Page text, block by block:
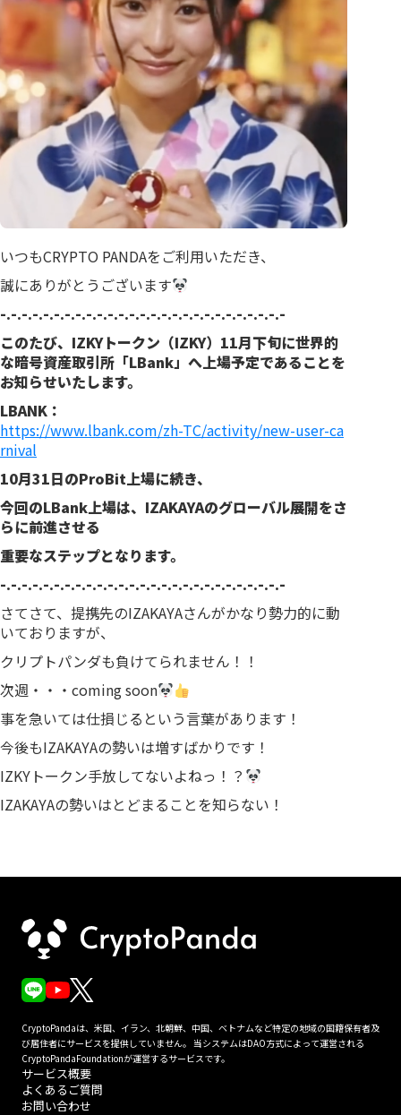
いつもCRYPTO PANDAをご利用いただき、
誠にありがとうございます
-.-.-.-.-.-.-.-.-.-.-.-.-.-.-.-.-.-.-.-.-.-.-.-.-.-.-
このたび、IZKYトークン（IZKY）11月下旬に世界的
な暗号資産取引所「LBank」へ上場予定であることを
お知らせいたします。
LBANK：
https://www.lbank.com/zh-TC/activity/new-user-ca
rnival
10月31日のProBit上場に続き、
今回のLBank上場は、IZAKAYAのグローバル展開をさ
らに前進させる
重要なステップとなります。
-.-.-.-.-.-.-.-.-.-.-.-.-.-.-.-.-.-.-.-.-.-.-.-.-.-.-
さてさて、提携先のIZAKAYAさんがかなり勢力的に動
いておりますが、
クリプトパンダも負けてられません！！
次週・・・coming soon
事を急いては仕損じるという言葉があります！
今後もIZAKAYAの勢いは増すばかりです！
IZKYトークン手放してないよねっ！？
IZAKAYAの勢いはとどまることを知らない！
CryptoPandaは、米国、イラン、北朝鮮、中国、ベトナムなど特定の地域の国籍保有者及
び居住者にサービスを提供していません。 当システムはDAO方式によって運営される
CryptoPandaFoundationが運営するサービスです。
サービス概要
よくあるご質問
お問い合わせ